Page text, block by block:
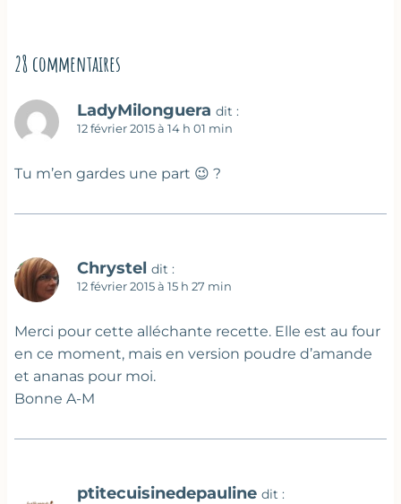
28 commentaires
LadyMilonguera dit :
12 février 2015 à 14 h 01 min
Tu m’en gardes une part 😉 ?
Chrystel dit :
12 février 2015 à 15 h 27 min
Merci pour cette alléchante recette. Elle est au four
en ce moment, mais en version poudre d’amande
et ananas pour moi.
Bonne A-M
ptitecuisinedepauline dit :